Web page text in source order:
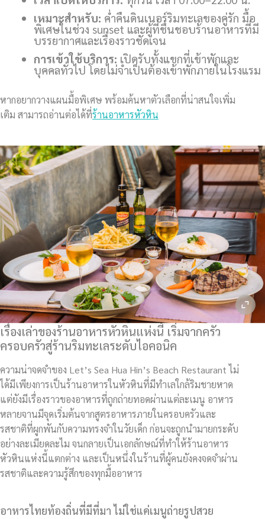
เหมาะสำหรับ: ค่ำคืนดินเนอร์ริมทะเลของคู่รัก มื้อ
พิเศษในช่วง sunset และผู้ที่ชื่นชอบร้านอาหารที่มี
บรรยากาศและเรื่องราวชัดเจน
การเข้าใช้บริการ: เปิดรับทั้งแขกที่เข้าพักและ
บุคคลทั่วไป โดยไม่จำเป็นต้องเข้าพักภายในโรงแรม
หากอยากวางแผนมื้อพิเศษ พร้อมค้นหาตัวเลือกที่น่าสนใจเพิ่ม
เติม สามารถอ่านต่อได้ที่ร้านอาหารหัวหิน
เรื่องเล่าของร้านอาหารหัวหินแห่งนี้ เริ่มจากครัว
ครอบครัวสู่ร้านริมทะเลระดับไอคอนิค
ความน่าจดจำของ Let’s Sea Hua Hin’s Beach Restaurant ไม่
ได้มีเพียงการเป็นร้านอาหารในหัวหินที่มีทำเลใกล้ริมชายหาด
แต่ยังมีเรื่องราวของอาหารที่ถูกถ่ายทอดผ่านแต่ละเมนู อาหาร
หลายจานมีจุดเริ่มต้นจากสูตรอาหารภายในครอบครัวและ
รสชาติที่ผูกพันกับความทรงจำในวัยเด็ก ก่อนจะถูกนำมายกระดับ
อย่างละเมียดละไม จนกลายเป็นเอกลักษณ์ที่ทำให้ร้านอาหาร
หัวหินแห่งนี้แตกต่าง และเป็นหนึ่งในร้านที่ผู้คนยังคงจดจำผ่าน
รสชาติและความรู้สึกของทุกมื้ออาหาร
อาหารไทยท้องถิ่นที่มีที่มา ไม่ใช่แค่เมนูถ่ายรูปสวย